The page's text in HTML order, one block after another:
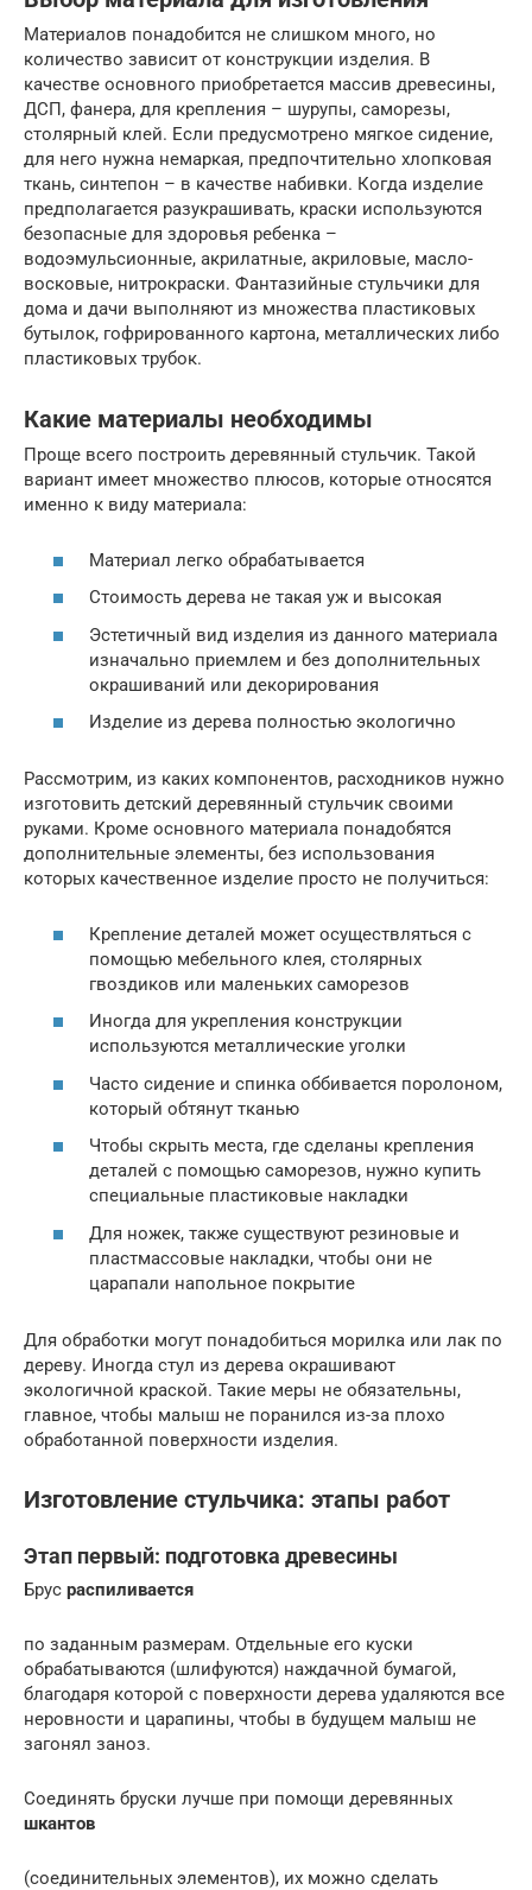
Материалов понадобится не слишком много, но
количество зависит от конструкции изделия. В
качестве основного приобретается массив древесины,
ДСП, фанера, для крепления – шурупы, саморезы,
столярный клей. Если предусмотрено мягкое сидение,
для него нужна немаркая, предпочтительно хлопковая
ткань, синтепон – в качестве набивки. Когда изделие
предполагается разукрашивать, краски используются
безопасные для здоровья ребенка –
водоэмульсионные, акрилатные, акриловые, масло-
восковые, нитрокраски. Фантазийные стульчики для
дома и дачи выполняют из множества пластиковых
бутылок, гофрированного картона, металлических либо
пластиковых трубок.
Какие материалы необходимы
Проще всего построить деревянный стульчик. Такой
вариант имеет множество плюсов, которые относятся
именно к виду материала:
Материал легко обрабатывается
Стоимость дерева не такая уж и высокая
Эстетичный вид изделия из данного материала
изначально приемлем и без дополнительных
окрашиваний или декорирования
Изделие из дерева полностью экологично
Рассмотрим, из каких компонентов, расходников нужно
изготовить детский деревянный стульчик своими
руками. Кроме основного материала понадобятся
дополнительные элементы, без использования
которых качественное изделие просто не получиться:
Крепление деталей может осуществляться с
помощью мебельного клея, столярных
гвоздиков или маленьких саморезов
Иногда для укрепления конструкции
используются металлические уголки
Часто сидение и спинка оббивается поролоном,
который обтянут тканью
Чтобы скрыть места, где сделаны крепления
деталей с помощью саморезов, нужно купить
специальные пластиковые накладки
Для ножек, также существуют резиновые и
пластмассовые накладки, чтобы они не
царапали напольное покрытие
Для обработки могут понадобиться морилка или лак по
дереву. Иногда стул из дерева окрашивают
экологичной краской. Такие меры не обязательны,
главное, чтобы малыш не поранился из-за плохо
обработанной поверхности изделия.
Изготовление стульчика: этапы работ
Этап первый: подготовка древесины
Брус распиливается
по заданным размерам. Отдельные его куски
обрабатываются (шлифуются) наждачной бумагой,
благодаря которой с поверхности дерева удаляются все
неровности и царапины, чтобы в будущем малыш не
загонял заноз.
Соединять бруски лучше при помощи деревянных
шкантов
(соединительных элементов), их можно сделать